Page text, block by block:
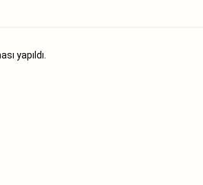
yapıldı.